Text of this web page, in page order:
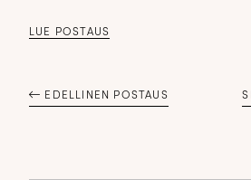
LUE POSTAUS
EDELLINEN POSTAUS